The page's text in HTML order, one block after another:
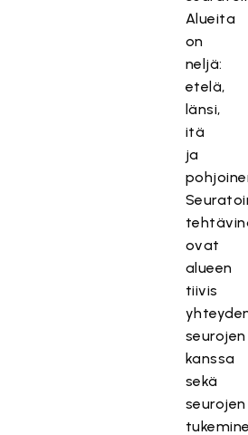
Alueita
on
neljä:
etelä,
länsi,
itä
ja
ovat
alueen
tiivis
seurojen
kanssa
sekä
seurojen